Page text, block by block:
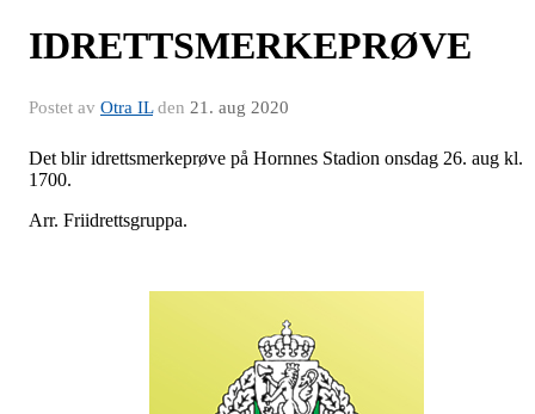
IDRETTSMERKEPRØVE
Postet av Otra ILden 21. aug 2020
Det blir idrettsmerkeprøve på Hornnes Stadion onsdag 26. aug kl.
1700.
Arr. Friidrettsgruppa.